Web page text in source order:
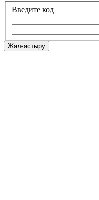
Введите код
Жалғастыру